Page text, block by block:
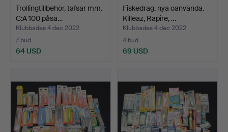
Trollingtillbehör, tafsar mm.
C:A 100 påsa…
Klubbades 4 dec 2022
7 bud
64 USD
Fiskedrag, nya oanvända.
Killeaz, Rapire, …
Klubbades 4 dec 2022
4 bud
69 USD